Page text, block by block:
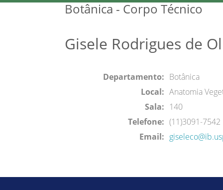
Botânica - Corpo Técnico
Gisele Rodrigues de
Departamento: Botânica
Local: Anatomia
Sala: 140
Telefone: (11)3091-7542
Email: